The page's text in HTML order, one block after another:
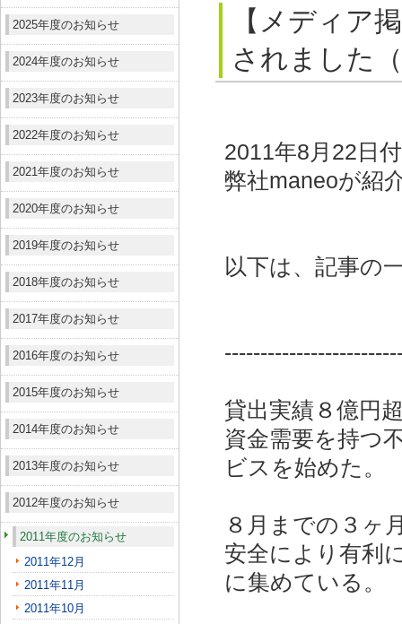
2025年度のお知らせ
2024年度のお知らせ
2023年度のお知らせ
2022年度のお知らせ
2021年度のお知らせ
2020年度のお知らせ
2019年度のお知らせ
2018年度のお知らせ
2017年度のお知らせ
2016年度のお知らせ
2015年度のお知らせ
2014年度のお知らせ
2013年度のお知らせ
2012年度のお知らせ
2011年度のお知らせ
2011年12月
2011年11月
2011年10月
【メディア
されました
2011年8月22日
弊社maneoが紹
以下は、記事の
貸出実績８億円
資金需要を持つ
ビスを始めた。
８月までの３ヶ
安全により有利
に集めている。